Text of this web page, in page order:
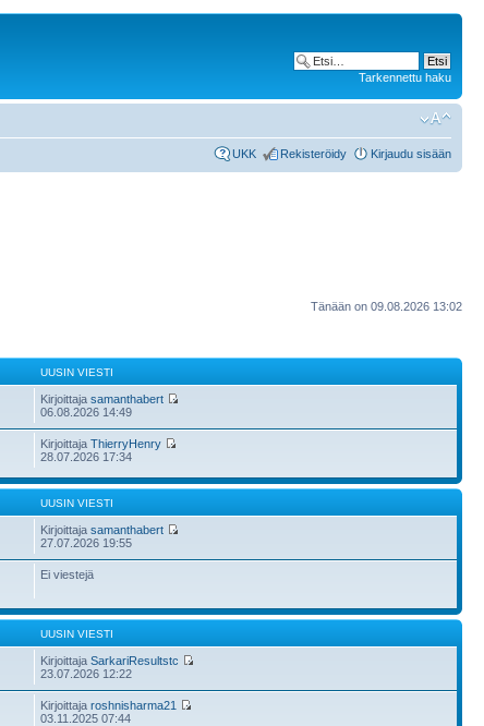
Tarkennettu haku
UKK Rekisteröidy Kirjaudu sisään
Tänään on 09.08.2026 13:02
UUSIN VIESTI
Kirjoittajasamanthabert
06.08.2026 14:49
KirjoittajaThierryHenry
28.07.2026 17:34
UUSIN VIESTI
Kirjoittajasamanthabert
27.07.2026 19:55
Ei viestejä
UUSIN VIESTI
KirjoittajaSarkariResultstc
23.07.2026 12:22
Kirjoittajaroshnisharma21
03.11.2025 07:44